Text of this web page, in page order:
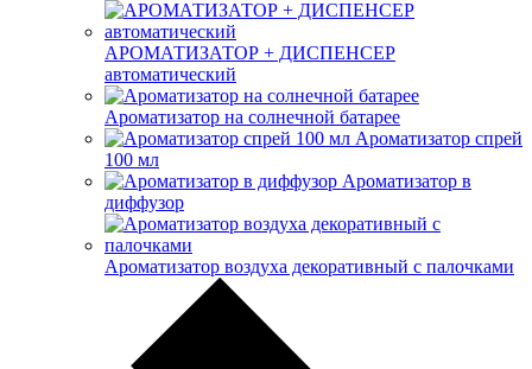
АРОМАТИЗАТОР + ДИСПЕНСЕР
автоматический
Ароматизатор на солнечной батарее
Ароматизатор спрей
100 мл
Ароматизатор в
диффузор
Ароматизатор воздуха декоративный с палочками